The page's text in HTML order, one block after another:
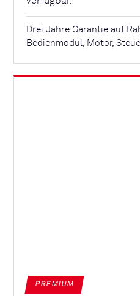
Drei Jahre Garantie auf
Bedienmodul, Motor,
PREMIUM